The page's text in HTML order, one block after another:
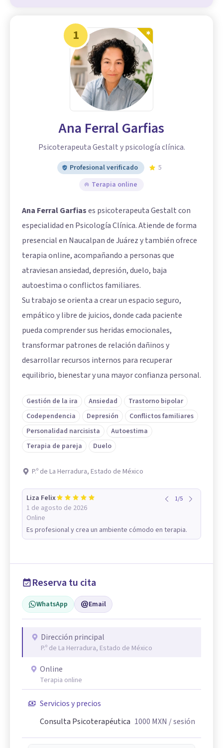
1
Ana Ferral Garfias
Psicoterapeuta Gestalt y psicología clínica.
Profesional verificado
5
Terapia online
Ana Ferral Garfiases psicoterapeuta Gestalt con
especialidad en Psicología Clínica. Atiende de forma
presencial en Naucalpan de Juárez y también ofrece
terapia online, acompañando a personas que
atraviesan ansiedad, depresión, duelo, baja
autoestima o conflictos familiares.
Su trabajo se orienta a crear un espacio seguro,
empático y libre de juicios, donde cada paciente
pueda comprender sus heridas emocionales,
transformar patrones de relación dañinos y
desarrollar recursos internos para recuperar
equilibrio, bienestar y una mayor confianza personal.
Gestión de la ira Ansiedad
Trastorno bipolar
Codependencia
Depresión
Conflictos familiares
Personalidad narcisista
Autoestima
Terapia de pareja
Duelo
P.º de La Herradura, Estado de México
Liza Felix
1 de agosto de 2026
Online
1/5
Es profesional y crea un ambiente cómodo en terapia.
Reserva tu cita
WhatsApp Email
Dirección principal
P.º de La Herradura, Estado de México
Online
Terapia online
Servicios y precios
Consulta Psicoterapéutica 1000 MXN / sesión